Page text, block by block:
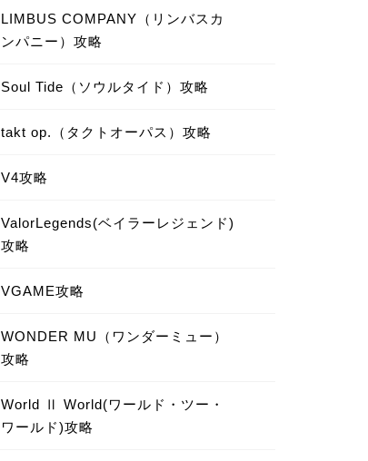
LIMBUS COMPANY（リンバスカ
ンパニー）攻略
Soul Tide（ソウルタイド）攻略
takt op.（タクトオーパス）攻略
V4攻略
ValorLegends(ベイラーレジェンド)
攻略
VGAME攻略
WONDER MU（ワンダーミュー）
攻略
World Ⅱ World(ワールド・ツー・
ワールド)攻略